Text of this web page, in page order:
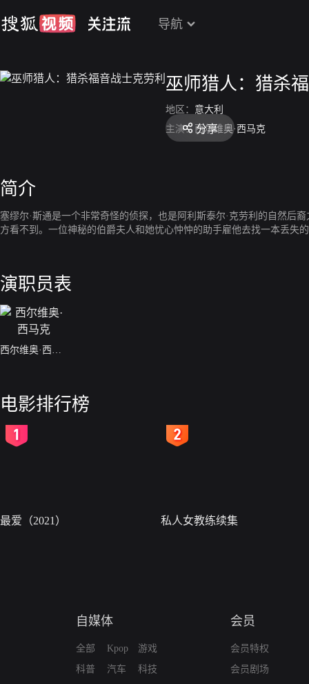
导航
巫师猎人：猎杀
地区： 意大利
主演： 西尔维奥·西马克
分享
简介
塞缪尔·斯通是一个非常奇怪的侦探，也是阿利斯泰尔·克劳利的自然后
方看不到。一位神秘的伯爵夫人和她忧心忡忡的助手雇他去找一本丢失
演职员表
西尔维奥·西马克
电影排行榜
最爱（2021） 私人女教练续集
自媒体
全部
科普
Kpop
汽车
游戏
科技
会员
会员特权
会员剧场